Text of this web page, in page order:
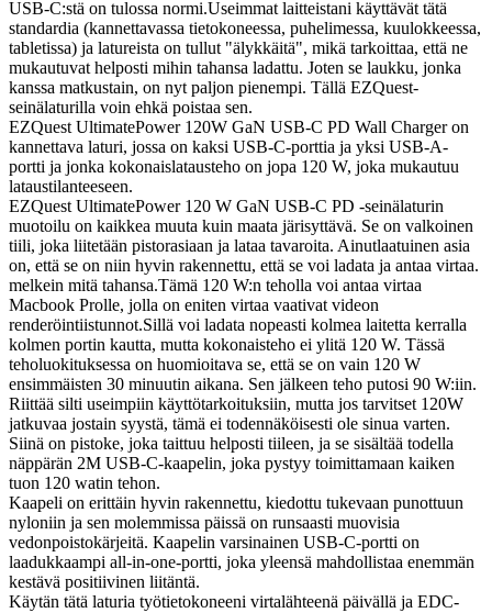
USB-C:stä on tulossa normi.Useimmat laitteistani käyttävät tätä
standardia (kannettavassa tietokoneessa, puhelimessa, kuulokkeessa,
tabletissa) ja latureista on tullut "älykkäitä", mikä tarkoittaa, että ne
mukautuvat helposti mihin tahansa ladattu. Joten se laukku, jonka
kanssa matkustain, on nyt paljon pienempi. Tällä EZQuest-
seinälaturilla voin ehkä poistaa sen.
EZQuest UltimatePower 120W GaN USB-C PD Wall Charger on
kannettava laturi, jossa on kaksi USB-C-porttia ja yksi USB-A-
portti ja jonka kokonaislatausteho on jopa 120 W, joka mukautuu
lataustilanteeseen.
EZQuest UltimatePower 120 W GaN USB-C PD -seinälaturin
muotoilu on kaikkea muuta kuin maata järisyttävä. Se on valkoinen
tiili, joka liitetään pistorasiaan ja lataa tavaroita. Ainutlaatuinen asia
on, että se on niin hyvin rakennettu, että se voi ladata ja antaa virtaa.
melkein mitä tahansa.Tämä 120 W:n teholla voi antaa virtaa
Macbook Prolle, jolla on eniten virtaa vaativat videon
renderöintiistunnot.Sillä voi ladata nopeasti kolmea laitetta kerralla
kolmen portin kautta, mutta kokonaisteho ei ylitä 120 W. Tässä
teholuokituksessa on huomioitava se, että se on vain 120 W
ensimmäisten 30 minuutin aikana. Sen jälkeen teho putosi 90 W:iin.
Riittää silti useimpiin käyttötarkoituksiin, mutta jos tarvitset 120W
jatkuvaa jostain syystä, tämä ei todennäköisesti ole sinua varten.
Siinä on pistoke, joka taittuu helposti tiileen, ja se sisältää todella
näppärän 2M USB-C-kaapelin, joka pystyy toimittamaan kaiken
tuon 120 watin tehon.
Kaapeli on erittäin hyvin rakennettu, kiedottu tukevaan punottuun
nyloniin ja sen molemmissa päissä on runsaasti muovisia
vedonpoistokärjeitä. Kaapelin varsinainen USB-C-portti on
laadukkaampi all-in-one-portti, joka yleensä mahdollistaa enemmän
kestävä positiivinen liitäntä.
Käytän tätä laturia työtietokoneeni virtalähteenä päivällä ja EDC-